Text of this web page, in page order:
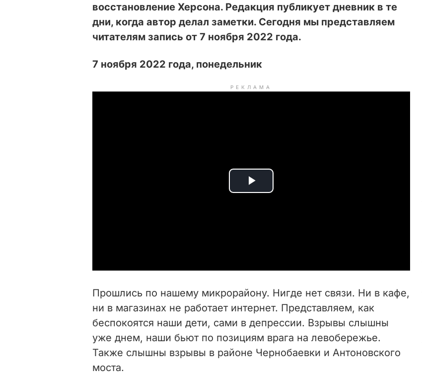
восстановление Херсона. Редакция публикует дневник в те
дни, когда автор делал заметки. Сегодня мы представляем
читателям запись от 7 ноября 2022 года.
7 ноября 2022 года, понедельник
РЕКЛАМА
P
i
d
e
Прошлись по нашему микрорайону. Нигде нет связи. Ни в кафе,
ни в магазинах не работает интернет. Представляем, как
беспокоятся наши дети, сами в депрессии. Взрывы слышны
уже днем, наши бьют по позициям врага на левобережье.
Также слышны взрывы в районе Чернобаевки и Антоновского
моста.